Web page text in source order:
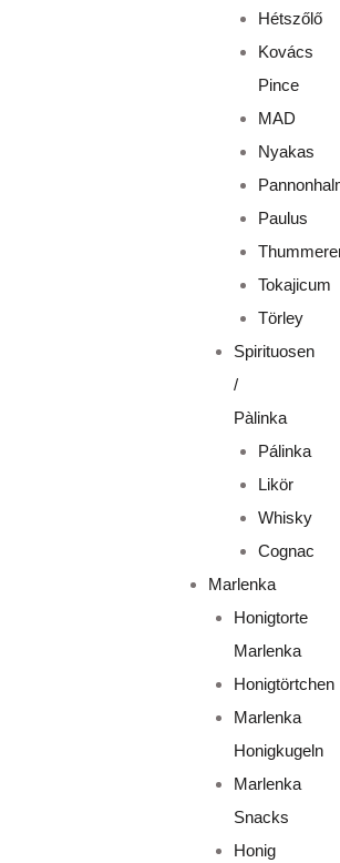
Hétszőlő
Kovács
Pince
MAD
Nyakas
Paulus
Tokajicum
Törley
Spirituosen
/
Pàlinka
Pálinka
Likör
Whisky
Cognac
Marlenka
Honigtorte
Marlenka
Honigtörtchen
Marlenka
Honigkugeln
Marlenka
Snacks
Honig